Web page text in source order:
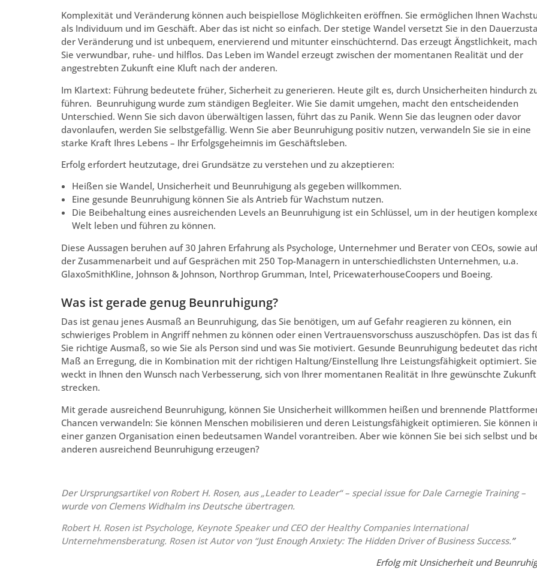
Komplexität und Veränderung können auch beispiellose Möglichkeiten eröffnen. Sie ermöglichen Ihnen
als Individuum und im Geschäft. Aber das ist nicht so einfach. Der stetige Wandel versetzt Sie in den
der Veränderung und ist unbequem, enervierend und mitunter einschüchternd. Das erzeugt Ängstlichkeit,
Sie verwundbar, ruhe- und hilflos. Das Leben im Wandel erzeugt zwischen der momentanen Realität und der
angestrebten Zukunft eine Kluft nach der anderen.
Im Klartext: Führung bedeutete früher, Sicherheit zu generieren. Heute gilt es, durch Unsicherheiten hindurch
führen. Beunruhigung wurde zum ständigen Begleiter. Wie Sie damit umgehen, macht den entscheidenden
Unterschied. Wenn Sie sich davon überwältigen lassen, führt das zu Panik. Wenn Sie das leugnen oder davor
davonlaufen, werden Sie selbstgefällig. Wenn Sie aber Beunruhigung positiv nutzen, verwandeln Sie sie in eine
starke Kraft Ihres Lebens – Ihr Erfolgsgeheimnis im Geschäftsleben.
Erfolg erfordert heutzutage, drei Grundsätze zu verstehen und zu akzeptieren:
Heißen sie Wandel, Unsicherheit und Beunruhigung als gegeben willkommen.
Eine gesunde Beunruhigung können Sie als Antrieb für Wachstum nutzen.
Die Beibehaltung eines ausreichenden Levels an Beunruhigung ist ein Schlüssel, um in der heutigen
Welt leben und führen zu können.
Diese Aussagen beruhen auf 30 Jahren Erfahrung als Psychologe, Unternehmer und Berater von CEOs, sowie
der Zusammenarbeit und auf Gesprächen mit 250 Top-Managern in unterschiedlichsten Unternehmen, u.a.
GlaxoSmithKline, Johnson & Johnson, Northrop Grumman, Intel, PricewaterhouseCoopers und Boeing.
Was ist gerade genug Beunruhigung?
Das ist genau jenes Ausmaß an Beunruhigung, das Sie benötigen, um auf Gefahr reagieren zu können, ein
schwieriges Problem in Angriff nehmen zu können oder einen Vertrauensvorschuss auszuschöpfen. Das ist das
Sie richtige Ausmaß, so wie Sie als Person sind und was Sie motiviert. Gesunde Beunruhigung bedeutet das
Maß an Erregung, die in Kombination mit der richtigen Haltung/Einstellung Ihre Leistungsfähigkeit optimiert. Sie
weckt in Ihnen den Wunsch nach Verbesserung, sich von Ihrer momentanen Realität in Ihre gewünschte
strecken.
Mit gerade ausreichend Beunruhigung, können Sie Unsicherheit willkommen heißen und brennende
Chancen verwandeln: Sie können Menschen mobilisieren und deren Leistungsfähigkeit optimieren. Sie können
einer ganzen Organisation einen bedeutsamen Wandel vorantreiben. Aber wie können Sie bei sich selbst und
anderen ausreichend Beunruhigung erzeugen?
Der Ursprungsartikel von Robert H. Rosen, aus „Leader to Leader“ – special issue for Dale Carnegie Training –
wurde von Clemens Widhalm ins Deutsche übertragen.
Robert H. Rosen ist Psychologe, Keynote Speaker und CEO der Healthy Companies International
Unternehmensberatung. Rosen ist Autor von “Just Enough Anxiety: The Hidden Driver of Business Success.”
Erfolg mit Unsicherheit und